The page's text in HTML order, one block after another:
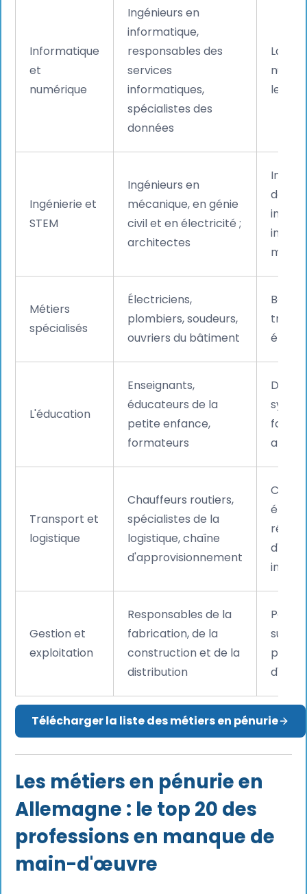
Informatique
et
numérique
Ingénieurs en
informatique,
responsables des
services
informatiques,
spécialistes des
données
La
les
Ingénierie et
STEM
Ingénieurs en
mécanique, en génie
civil et en électricité ;
architectes
dans
Métiers
spécialisés
Électriciens,
plombiers, soudeurs,
ouvriers du bâtiment
Boom
L'éducation
Enseignants,
éducateurs de la
petite enfance,
formateurs
Transport et
logistique
Chauffeurs routiers,
spécialistes de la
logistique, chaîne
d'approvisionnement
Gestion et
exploitation
Responsables de la
fabrication, de la
construction et de la
distribution
Télécharger la liste des métiers en pénurie
Les métiers en pénurie en
Allemagne : le top 20 des
professions en manque de
main-d'œuvre